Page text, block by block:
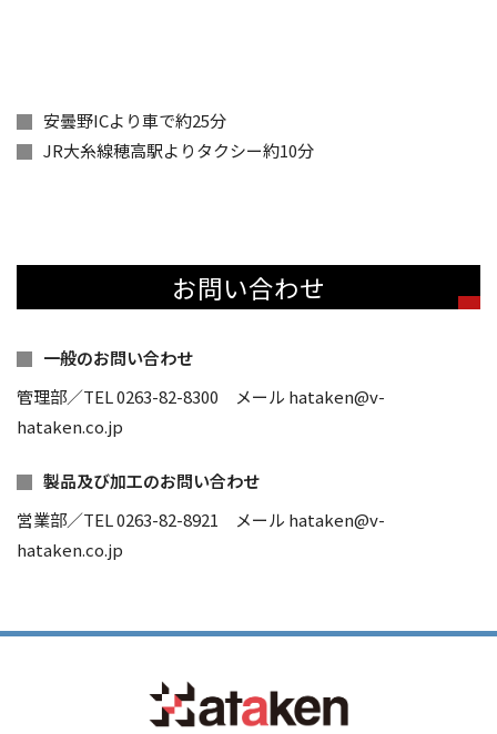
安曇野ICより車で約25分
JR大糸線穂高駅よりタクシー約10分
お問い合わせ
一般のお問い合わせ
管理部／TEL 0263-82-8300 メール hataken@v-
hataken.co.jp
製品及び加工のお問い合わせ
営業部／TEL 0263-82-8921 メール hataken@v-
hataken.co.jp